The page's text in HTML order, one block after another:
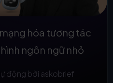
hóa tương tác
ngôn ngữ nhỏ
động bởi askobrief